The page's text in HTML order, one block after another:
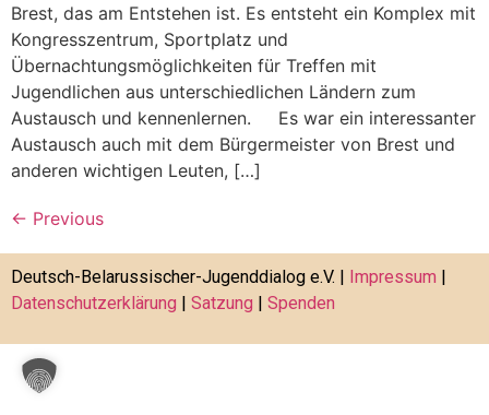
Brest, das am Entstehen ist. Es entsteht ein Komplex mit
Kongresszentrum, Sportplatz und
Übernachtungsmöglichkeiten für Treffen mit
Jugendlichen aus unterschiedlichen Ländern zum
Austausch und kennenlernen. Es war ein interessanter
Austausch auch mit dem Bürgermeister von Brest und
anderen wichtigen Leuten, […]
← Previous
Deutsch-Belarussischer-Jugenddialog e.V. | Impressum
Datenschutzerklärung
Satzung Spenden